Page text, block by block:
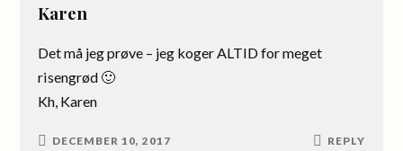
Karen
Det må jeg prøve – jeg koger ALTID for meget
risengrød 🙂
Kh, Karen
DECEMBER 10, 2017 REPLY